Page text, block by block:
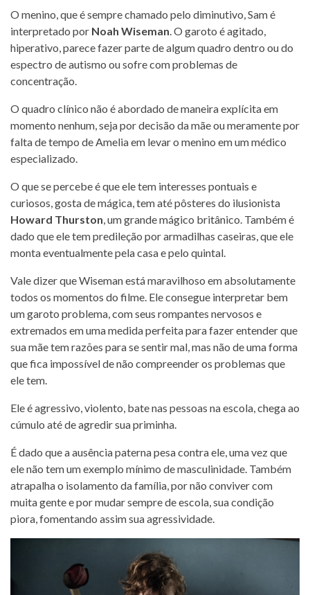
O menino, que é sempre chamado pelo diminutivo, Sam é
interpretado por Noah Wiseman. O garoto é agitado,
hiperativo, parece fazer parte de algum quadro dentro ou do
espectro de autismo ou sofre com problemas de
concentração.
O quadro clínico não é abordado de maneira explícita em
momento nenhum, seja por decisão da mãe ou meramente por
falta de tempo de Amelia em levar o menino em um médico
especializado.
O que se percebe é que ele tem interesses pontuais e
curiosos, gosta de mágica, tem até pôsteres do ilusionista
Howard Thurston, um grande mágico britânico. Também é
dado que ele tem predileção por armadilhas caseiras, que ele
monta eventualmente pela casa e pelo quintal.
Vale dizer que Wiseman está maravilhoso em absolutamente
todos os momentos do filme. Ele consegue interpretar bem
um garoto problema, com seus rompantes nervosos e
extremados em uma medida perfeita para fazer entender que
sua mãe tem razões para se sentir mal, mas não de uma forma
que fica impossível de não compreender os problemas que
ele tem.
Ele é agressivo, violento, bate nas pessoas na escola, chega ao
cúmulo até de agredir sua priminha.
É dado que a ausência paterna pesa contra ele, uma vez que
ele não tem um exemplo mínimo de masculinidade. Também
atrapalha o isolamento da família, por não conviver com
muita gente e por mudar sempre de escola, sua condição
piora, fomentando assim sua agressividade.